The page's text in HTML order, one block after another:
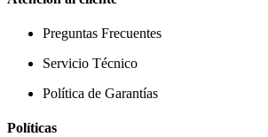
Preguntas Frecuentes
Servicio Técnico
Política de Garantías
Políticas